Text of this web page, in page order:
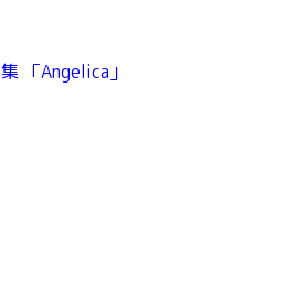
「Angelica」